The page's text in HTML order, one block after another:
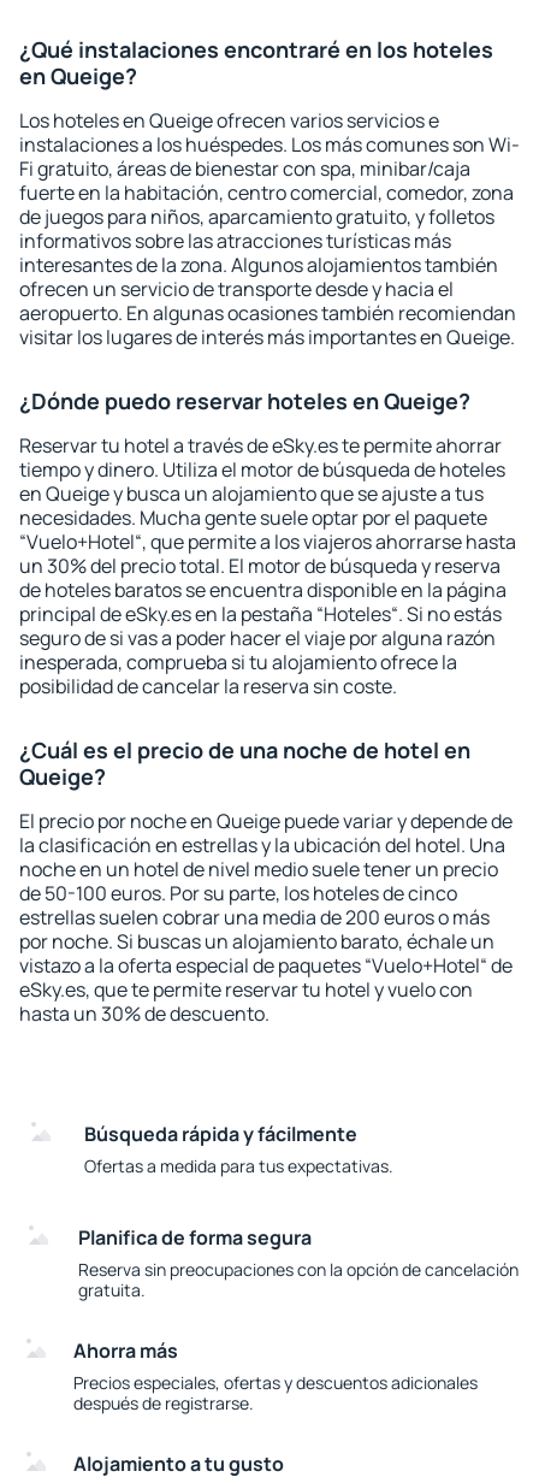
¿Qué instalaciones encontraré en los hoteles
en Queige?
Los hoteles en Queige ofrecen varios servicios e
instalaciones a los huéspedes. Los más comunes son Wi-
Fi gratuito, áreas de bienestar con spa, minibar/caja
fuerte en la habitación, centro comercial, comedor, zona
de juegos para niños, aparcamiento gratuito, y folletos
informativos sobre las atracciones turísticas más
interesantes de la zona. Algunos alojamientos también
ofrecen un servicio de transporte desde y hacia el
aeropuerto. En algunas ocasiones también recomiendan
visitar los lugares de interés más importantes en Queige.
¿Dónde puedo reservar hoteles en Queige?
Reservar tu hotel a través de eSky.es te permite ahorrar
tiempo y dinero. Utiliza el motor de búsqueda de hoteles
en Queige y busca un alojamiento que se ajuste a tus
necesidades. Mucha gente suele optar por el paquete
“Vuelo+Hotel“, que permite a los viajeros ahorrarse hasta
un 30% del precio total. El motor de búsqueda y reserva
de hoteles baratos se encuentra disponible en la página
principal de eSky.es en la pestaña “Hoteles“. Si no estás
seguro de si vas a poder hacer el viaje por alguna razón
inesperada, comprueba si tu alojamiento ofrece la
posibilidad de cancelar la reserva sin coste.
¿Cuál es el precio de una noche de hotel en
Queige?
El precio por noche en Queige puede variar y depende de
la clasificación en estrellas y la ubicación del hotel. Una
noche en un hotel de nivel medio suele tener un precio
de 50-100 euros. Por su parte, los hoteles de cinco
estrellas suelen cobrar una media de 200 euros o más
por noche. Si buscas un alojamiento barato, échale un
vistazo a la oferta especial de paquetes “Vuelo+Hotel“ de
eSky.es, que te permite reservar tu hotel y vuelo con
hasta un 30% de descuento.
Búsqueda rápida y fácilmente
Ofertas a medida para tus expectativas.
Planifica de forma segura
Reserva sin preocupaciones con la opción de cancelación
gratuita.
Ahorra más
Precios especiales, ofertas y descuentos adicionales
después de registrarse.
Alojamiento a tu gusto